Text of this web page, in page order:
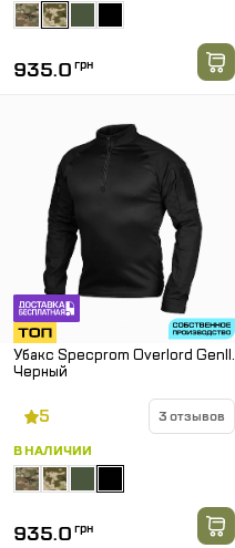
935.0 грн
Убакс Specprom Overlord GenII.
Черный
5 3 отзывов
В НАЛИЧИИ
935.0 грн